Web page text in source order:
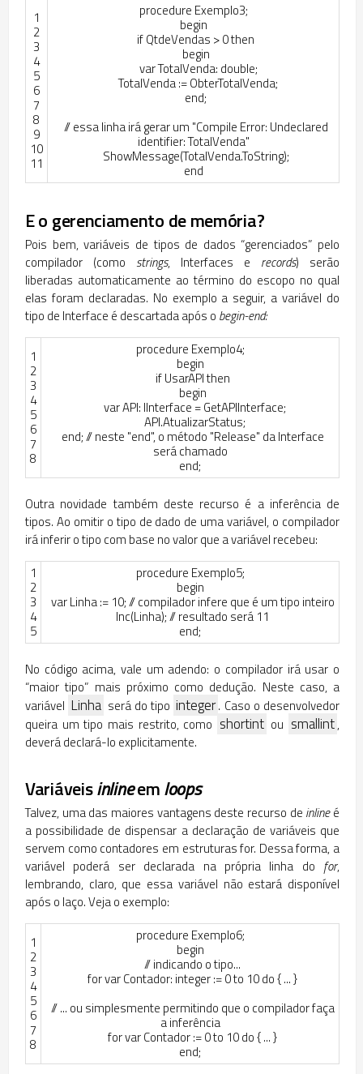
1
2
3
4
5
6
7
8
9
10
11
procedure Exemplo3;
begin
ifQtdeVendas >0then
begin
varTotalVenda: double;
TotalVenda:=ObterTotalVenda;
end;
// essa linha irá gerar um "Compile Error: Undeclared
identifier: TotalVenda"
ShowMessage(TotalVenda.ToString);
end
E o gerenciamento de memória?
Pois bem, variáveis de tipos de dados “gerenciados” pelo
compilador (como strings, Interfaces e records) serão
liberadas automaticamente ao término do escopo no qual
elas foram declaradas. No exemplo a seguir, a variável do
tipo de Interface é descartada após o begin-end:
1
2
3
4
5
6
7
8
procedure Exemplo4;
begin
ifUsarAPIthen
begin
varAPI: IInterface =GetAPIInterface;
API.AtualizarStatus;
end;// neste "end", o método "Release" da Interface
será chamado
end;
Outra novidade também deste recurso é a inferência de
tipos. Ao omitir o tipo de dado de uma variável, o compilador
irá inferir o tipo com base no valor que a variável recebeu:
1
2
3
4
5
procedure Exemplo5;
begin
varLinha:= 10;// compilador infere que é um tipo inteiro
Inc(Linha);// resultado será 11
end;
No código acima, vale um adendo: o compilador irá usar o
“maior tipo” mais próximo como dedução. Neste caso, a
variável Linha será do tipo integer. Caso o desenvolvedor
queira um tipo mais restrito, como shortint ou smallint,
deverá declará-lo explicitamente.
Variáveisinlineemloops
Talvez, uma das maiores vantagens deste recurso de inlineé
a possibilidade de dispensar a declaração de variáveis que
servem como contadores em estruturasfor. Dessa forma, a
variável poderá ser declarada na própria linha do for,
lembrando, claro, que essa variável não estará disponível
após o laço. Veja o exemplo:
1
2
3
4
5
6
7
8
procedure Exemplo6;
begin
// indicando o tipo...
forvarContador: integer:=0to 10do{...}
// ... ou simplesmente permitindo que o compilador faça
a inferência
forvarContador:=0to 10do{...}
end;